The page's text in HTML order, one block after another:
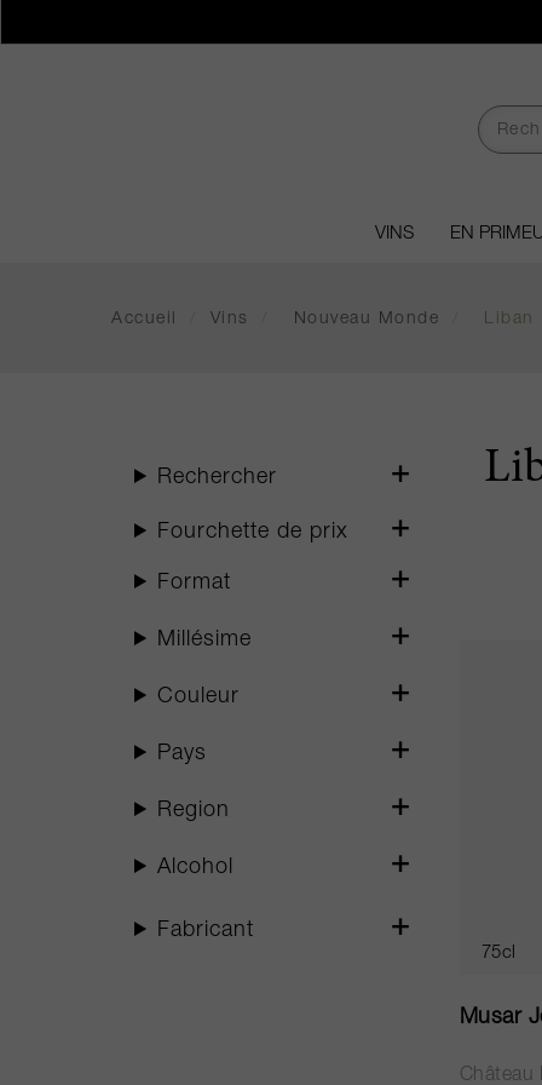
VINS EN
Accueil Vins Nouveau Monde Liban
75cl
Musar
Château
Rechercher
Fourchette de prix
Format
Millésime
Couleur
Pays
Region
Alcohol
Fabricant